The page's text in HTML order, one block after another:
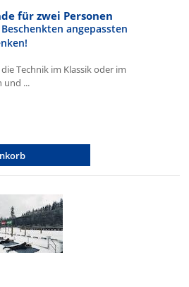
für zwei Personen
angepassten
Technik im Klassik oder im
und ...